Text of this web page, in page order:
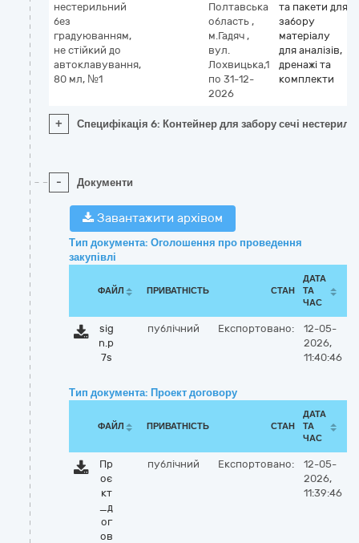
нестерильний
без
градуюванням,
не стійкий до
автоклавування,
80 мл, №1
Полтавська
область ,
м.Гадяч ,
вул.
Лохвицька,1
по 31-12-
2026
та пакети для
забору
матеріалу
для аналізів,
дренажі та
комплекти
+ Специфікація 6: Контейнер для забору сечі
- Документи
Завантажити архівом
Тип документа: Оголошення про проведення
закупівлі
ФАЙЛ ПРИВАТНІСТЬ СТАН
ДАТА
ТА
ЧАС
sig
n.p
7s
публічний Експортовано:
12-05-
2026,
11:40:46
Тип документа: Проект договору
ФАЙЛ ПРИВАТНІСТЬ СТАН
ДАТА
ТА
ЧАС
Пр
оє
кт
_д
ог
ов
публічний Експортовано:
12-05-
2026,
11:39:46